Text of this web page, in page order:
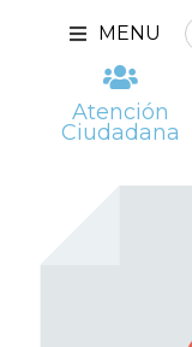
MENU
Atención
Ciudadana